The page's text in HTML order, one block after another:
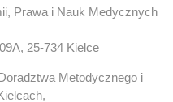
Prawa i Nauk Medycznych
25-734 Kielce
Metodycznego i